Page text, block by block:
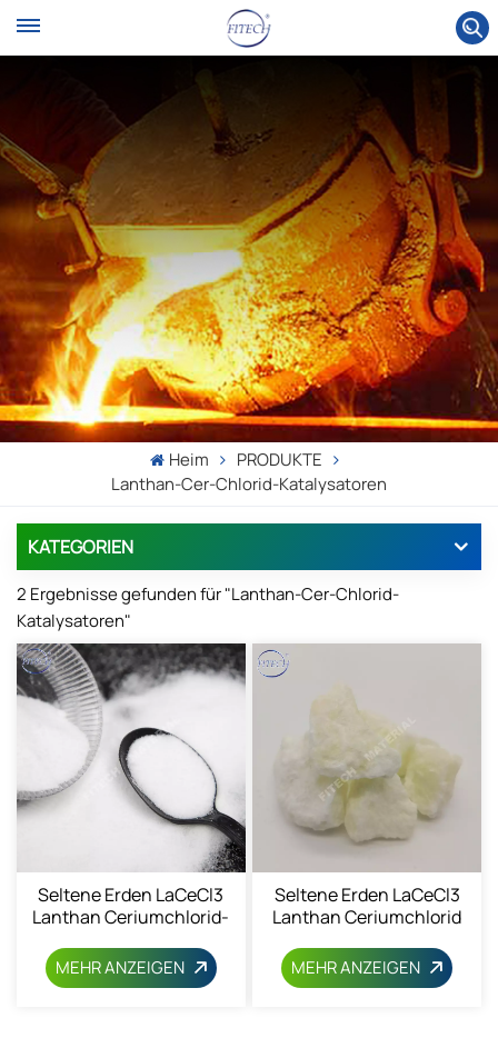
Heim
PRODUKTE
Lanthan-Cer-Chlorid-Katalysatoren
KATEGORIEN
2 Ergebnisse gefunden für "Lanthan-Cer-Chlorid-
Katalysatoren"
Seltene Erden LaCeCl3
Lanthan Ceriumchlorid-
MEHR ANZEIGEN
Seltene Erden LaCeCl3
Lanthan Ceriumchlorid
MEHR ANZEIGEN